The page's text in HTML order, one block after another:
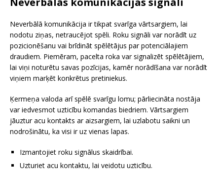
Neverbālā komunikācija ir tikpat svarīga vārtsargiem, lai
nodotu ziņas, netraucējot spēli. Roku signāli var norādīt uz
pozicionēšanu vai brīdināt spēlētājus par potenciālajiem
draudiem. Piemēram, pacelta roka var signalizēt spēlētājiem,
lai viņi noturētu savas pozīcijas, kamēr norādīšana var norādīt
viņiem marķēt konkrētus pretiniekus.
Ķermeņa valoda arī spēlē svarīgu lomu; pārliecināta nostāja
var iedvesmot uzticību komandas biedriem. Vārtsargiem
jāuztur acu kontakts ar aizsargiem, lai uzlabotu saikni un
nodrošinātu, ka visi ir uz vienas lapas.
Izmantojiet roku signālus skaidrībai.
Uzturiet acu kontaktu, lai veidotu uzticību.